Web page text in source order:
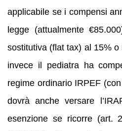
applicabile se i compensi
legge (attualmente
sostitutiva (flat tax) al 15%
invece il pediatra ha
regime ordinario IRPEF
dovrà anche versare
esenzione se ricorre (art.